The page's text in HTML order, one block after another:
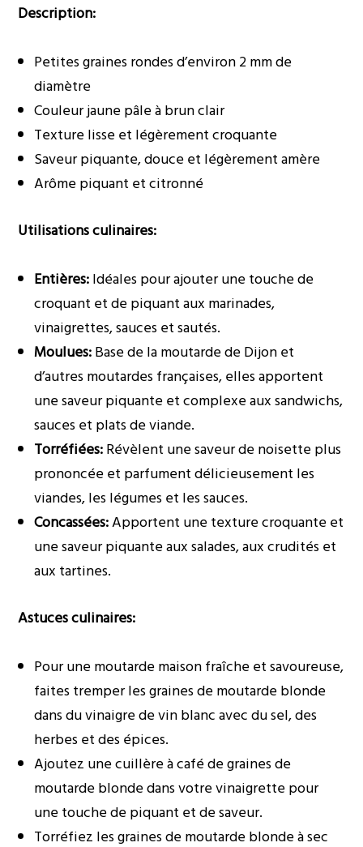
Description:
Petites graines rondes d’environ 2 mm de
diamètre
Couleur jaune pâle à brun clair
Texture lisse et légèrement croquante
Saveur piquante, douce et légèrement amère
Arôme piquant et citronné
Utilisations culinaires:
Entières:Idéales pour ajouter une touche de
croquant et de piquant aux marinades,
vinaigrettes, sauces et sautés.
Moulues:Base de la moutarde de Dijon et
d’autres moutardes françaises, elles apportent
une saveur piquante et complexe aux sandwichs,
sauces et plats de viande.
Torréfiées:Révèlent une saveur de noisette plus
prononcée et parfument délicieusement les
viandes, les légumes et les sauces.
Concassées:Apportent une texture croquante et
une saveur piquante aux salades, aux crudités et
aux tartines.
Astuces culinaires:
Pour une moutarde maison fraîche et savoureuse,
faites tremper les graines de moutarde blonde
dans du vinaigre de vin blanc avec du sel, des
herbes et des épices.
Ajoutez une cuillère à café de graines de
moutarde blonde dans votre vinaigrette pour
une touche de piquant et de saveur.
Torréfiez les graines de moutarde blonde à sec